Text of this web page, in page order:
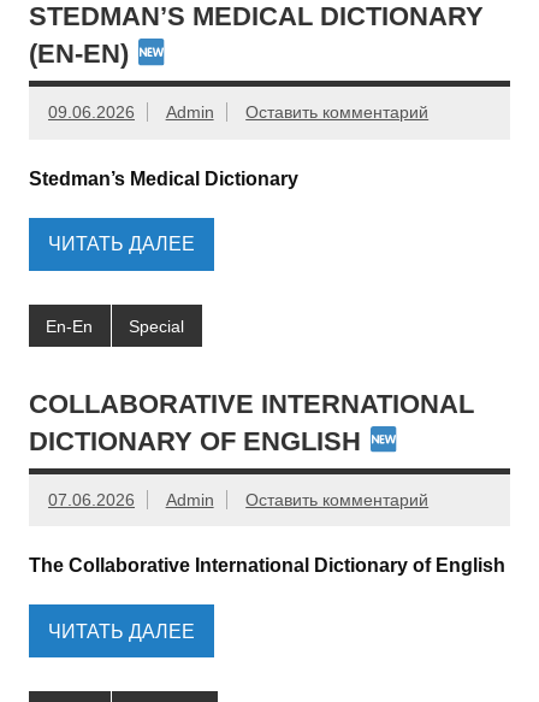
STEDMAN’S MEDICAL DICTIONARY
(EN-EN)
09.06.2026 Admin Оставить комментарий
Stedman’s Medical Dictionary
ЧИТАТЬ ДАЛЕЕ
En-En Special
COLLABORATIVE INTERNATIONAL
DICTIONARY OF ENGLISH
07.06.2026 Admin Оставить комментарий
The Collaborative International Dictionary of English
ЧИТАТЬ ДАЛЕЕ